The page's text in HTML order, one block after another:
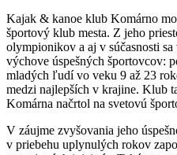
Kajak & kanoe klub Komárno
športový klub mesta. Z jeho
olympionikov a aj v súčasnosti
výchove úspešných športovcov:
mladých ľudí vo veku 9 až 23
medzi najlepších v krajine. Klub
Komárna načrtol na svetovú
V záujme zvyšovania jeho
v priebehu uplynulých rokov